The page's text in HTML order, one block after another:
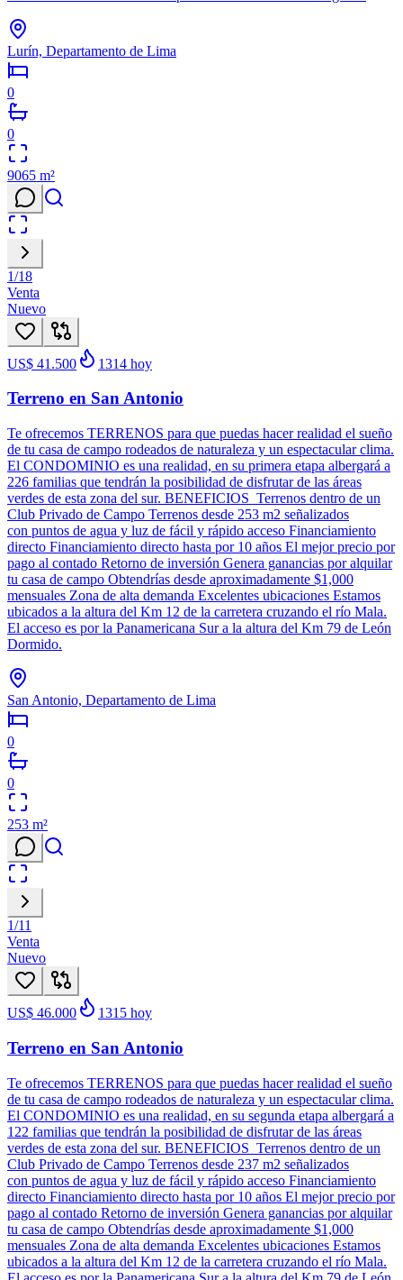
Lurín, Departamento de Lima
0
0
9065 m²
1/18
Venta
Nuevo
US$ 41.500 1314 hoy
Terreno en San Antonio
Te ofrecemos TERRENOS para que puedas hacer realidad el sueño
de tu casa de campo rodeados de naturaleza y un espectacular clima.
El CONDOMINIO es una realidad, en su primera etapa albergará a
226 familias que tendrán la posibilidad de disfrutar de las áreas
verdes de esta zona del sur. BENEFICIOS Terrenos dentro de un
Club Privado de Campo Terrenos desde 253 m2 señalizados
con puntos de agua y luz de fácil y rápido acceso Financiamiento
directo Financiamiento directo hasta por 10 años El mejor precio por
pago al contado Retorno de inversión Genera ganancias por alquilar
tu casa de campo Obtendrías desde aproximadamente $1,000
mensuales Zona de alta demanda Excelentes ubicaciones Estamos
ubicados a la altura del Km 12 de la carretera cruzando el río Mala.
El acceso es por la Panamericana Sur a la altura del Km 79 de León
Dormido.
San Antonio, Departamento de Lima
0
0
253 m²
1/11
Venta
Nuevo
US$ 46.000 1315 hoy
Terreno en San Antonio
Te ofrecemos TERRENOS para que puedas hacer realidad el sueño
de tu casa de campo rodeados de naturaleza y un espectacular clima.
El CONDOMINIO es una realidad, en su segunda etapa albergará a
122 familias que tendrán la posibilidad de disfrutar de las áreas
verdes de esta zona del sur. BENEFICIOS Terrenos dentro de un
Club Privado de Campo Terrenos desde 237 m2 señalizados
con puntos de agua y luz de fácil y rápido acceso Financiamiento
directo Financiamiento directo hasta por 10 años El mejor precio por
pago al contado Retorno de inversión Genera ganancias por alquilar
tu casa de campo Obtendrías desde aproximadamente $1,000
mensuales Zona de alta demanda Excelentes ubicaciones Estamos
ubicados a la altura del Km 12 de la carretera cruzando el río Mala.